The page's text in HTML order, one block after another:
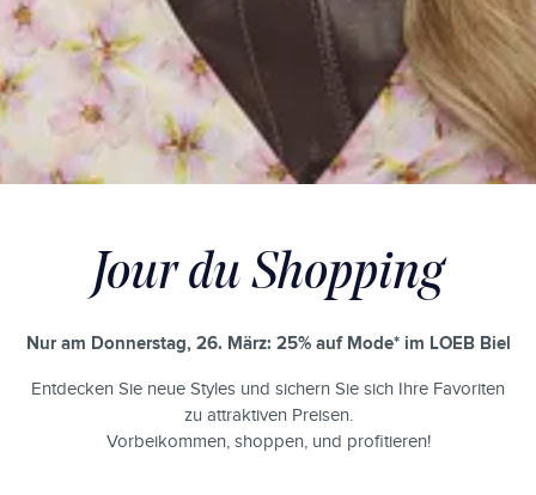
Jour du Shopping
Nur am Donnerstag, 26. März: 25% auf Mode* im LOEB Biel
Entdecken Sie neue Styles und sichern Sie sich Ihre Favoriten
zu attraktiven Preisen.
Vorbeikommen, shoppen, und profitieren!